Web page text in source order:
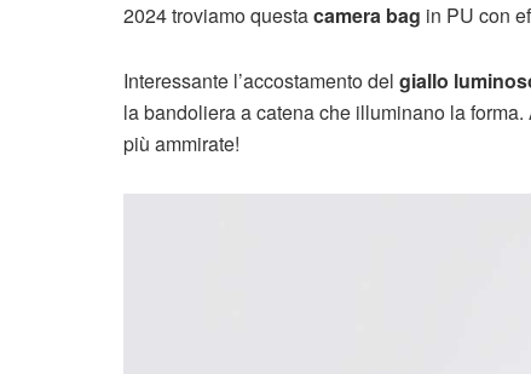
2024 troviamo questacamera bag in PU con
Interessante l’accostamento del giallo
la bandoliera a catena che illuminano la
più ammirate!